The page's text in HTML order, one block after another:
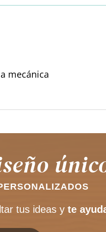
mecánica
tus ideas yte